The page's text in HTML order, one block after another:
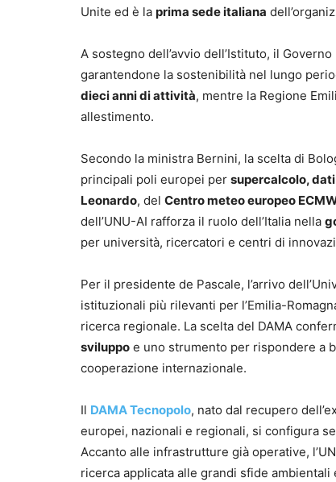
Unite ed è la prima sede italiana
A sostegno dell’avvio dell’Istituto, il
garantendone la sostenibilità nel lungo
dieci anni di attività, mentre la Regione
allestimento.
Secondo la ministra Bernini, la scelta di
principali poli europei per supercalcolo,
Leonardo, del Centro meteo europeo
dell’UNU-AI rafforza il ruolo dell’Italia nella
per università, ricercatori e centri di
Per il presidente de Pascale, l’arrivo
istituzionali più rilevanti per l’Emilia-
ricerca regionale. La scelta del DAMA
sviluppo e uno strumento per rispondere a
cooperazione internazionale.
Il DAMA Tecnopolo, nato dal recupero
europei, nazionali e regionali, si configura
Accanto alle infrastrutture già operative,
ricerca applicata alle grandi sfide ambientali